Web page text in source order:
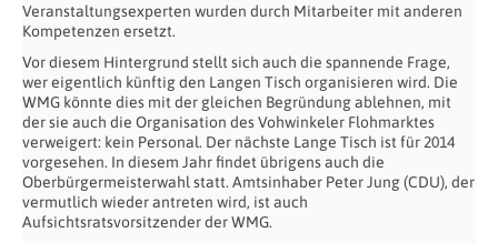
Veranstaltungsexperten wurden durch Mitarbeiter mit anderen
Kompetenzen ersetzt.
Vor diesem Hintergrund stellt sich auch die spannende Frage,
wer eigentlich künftig den Langen Tisch organisieren wird. Die
WMG könnte dies mit der gleichen Begründung ablehnen, mit
der sie auch die Organisation des Vohwinkeler Flohmarktes
verweigert: kein Personal. Der nächste Lange Tisch ist für 2014
vorgesehen. In diesem Jahr findet übrigens auch die
Oberbürgermeisterwahl statt. Amtsinhaber Peter Jung (CDU), der
vermutlich wieder antreten wird, ist auch
Aufsichtsratsvorsitzender der WMG.